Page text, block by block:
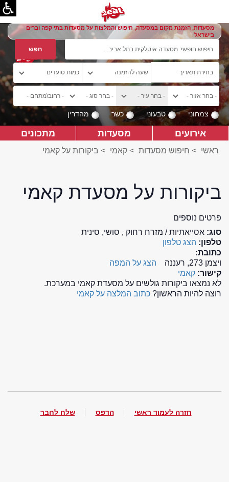
מסעדות, הזמנת מקום במסעדה, חיפוש והמלצות על מסעדות בתי קפה וברים
בישראל
צמחוני טבעוני כשר מהדרין
אירועים מסעדות מתכונים
ראשי > חיפוש מסעדות > קאמי > ביקורות על קאמי
ביקורות על מסעדת קאמי
פרטים נוספים
סוג: אסייאתיות / מזרח רחוק , סושי, סינית
טלפון: הצג טלפון
כתובת:
ויצמן 273, רעננה
הצג על המפה
קישור: קאמי
לא נמצאו ביקורות גולשים על מסעדת קאמי במערכת.
רוצה להיות הראשון? כתוב המלצה על קאמי
חזרה לעמוד ראשי הדפס שלח לחבר